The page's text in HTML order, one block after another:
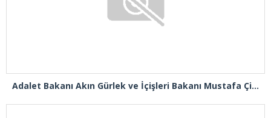
Adalet Bakanı Akın Gürlek ve İçişleri Bakanı Mustafa Çiftçi Esenyurt’ta